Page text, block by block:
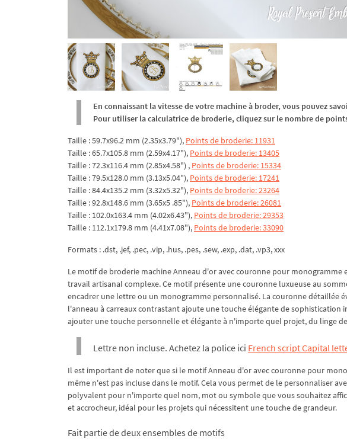
En connaissant la vitesse de votre machine à broder, vous pouvez
Pour utiliser la calculatrice de broderie, cliquez sur le nombre de
Taille : 59.7x96.2 mm (2.35x3.79"), Points de broderie: 11931
Taille : 65.7x105.8 mm (2.59x4.17"), Points de broderie: 13405
Taille : 72.3x116.4 mm (2.85x4.58") , Points de broderie: 15334
Taille : 79.5x128.0 mm (3.13x5.04"), Points de broderie: 17241
Taille : 84.4x135.2 mm (3.32x5.32"), Points de broderie: 23264
Taille : 92.8x148.6 mm (3.65x5 .85"), Points de broderie: 26081
Taille : 102.0x163.4 mm (4.02x6.43"), Points de broderie: 29353
Taille : 112.1x179.8 mm (4.41x7.08"), Points de broderie: 33090
Formats : .dst, .jef, .pec, .vip, .hus, .pes, .sew, .exp, .dat, .vp3, xxx
Le motif de broderie machine Anneau d'or avec couronne pour
travail artisanal complexe. Ce motif présente une couronne luxueuse au
encadrer une lettre ou un monogramme personnalisé. La couronne détaillée
l'anneau à carreaux contrastant ajoute une touche élégante de
ajouter une touche personnelle et élégante à n'importe quel projet, du linge
Lettre non incluse. Achetez la police ici French script Capital
Il est important de noter que si le motif Anneau d'or avec couronne pour
même n'est pas incluse dans le motif. Cela vous permet de le personnaliser
polyvalent pour n'importe quel nom, mot ou symbole que vous souhaitez
et accrocheur, idéal pour les projets qui nécessitent une touche de grandeur.
Fait partie de deux ensembles de motifs